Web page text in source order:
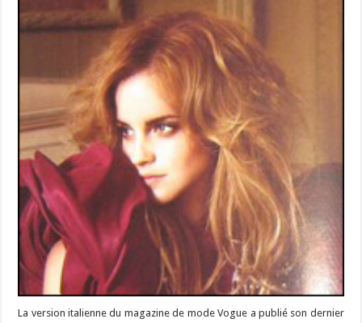
La version italienne du magazine de mode Vogue a publié son dernier